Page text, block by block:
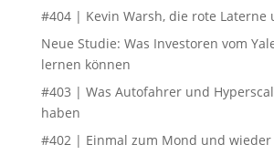
#404 | Kevin Warsh, die rote Laterne
Neue Studie: Was Investoren vom
lernen können
#403 | Was Autofahrer und
haben
#402 | Einmal zum Mond und wieder